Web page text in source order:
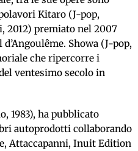
Kitaro (J-pop,
2012) premiato nel 2007
Showa (J-pop,
che ripercorre i
ventesimo secolo in
1983), ha pubblicato
autoprodotti collaborando
Attaccapanni, Inuit Edition